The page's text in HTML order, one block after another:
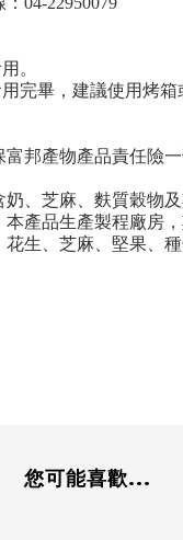
。
完畢，建議使用烤
富邦產物產品責任險
奶、芝麻、麩質穀物
本產品生產製程廠房
花生、芝麻、堅果、
您可能喜歡...